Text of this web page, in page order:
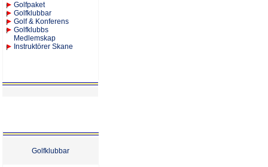
Golfpaket
Golfklubbar
Golf & Konferens
Golfklubbs
Medlemskap
Instruktörer Skane
Golfklubbar